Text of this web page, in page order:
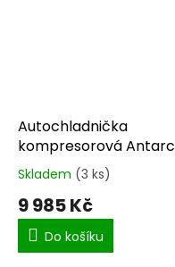
Autochladnička
kompresorová Antarc
S42 12/24V 42l
Průměrné
produktu
5,0
Skladem (3 ks)
9 985 Kč
Do košíku